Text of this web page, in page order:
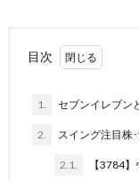
目次
1. セブンイレブン
2. スイング注目株
2.1. 【3784